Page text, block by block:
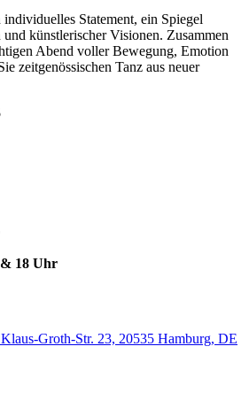
Statement, ein Spiegel
künstlerischer Visionen. Zusammen
Abend voller Bewegung, Emotion
zeitgenössischen Tanz aus neuer
& 18 Uhr
Groth-Str. 23, 20535 Hamburg, DE